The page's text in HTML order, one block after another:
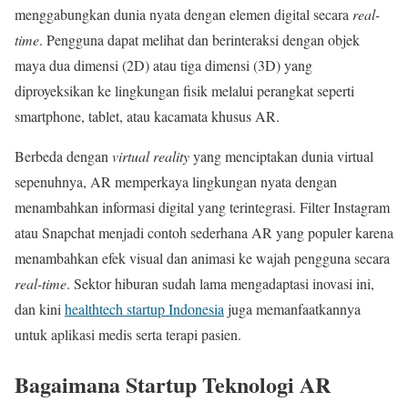
menggabungkan dunia nyata dengan elemen digital secarareal-
time. Pengguna dapat melihat dan berinteraksi dengan objek
maya dua dimensi (2D) atau tiga dimensi (3D) yang
diproyeksikan ke lingkungan fisik melalui perangkat seperti
smartphone, tablet, atau kacamata khusus AR.
Berbeda denganvirtual realityyang menciptakan dunia virtual
sepenuhnya, AR memperkaya lingkungan nyata dengan
menambahkan informasi digital yang terintegrasi. Filter Instagram
atau Snapchat menjadi contoh sederhana AR yang populer karena
menambahkan efek visual dan animasi ke wajah pengguna secara
real-time. Sektor hiburan sudah lama mengadaptasi inovasi ini,
dan kinihealthtech startup Indonesiajuga memanfaatkannya
untuk aplikasi medis serta terapi pasien.
Bagaimana Startup Teknologi AR